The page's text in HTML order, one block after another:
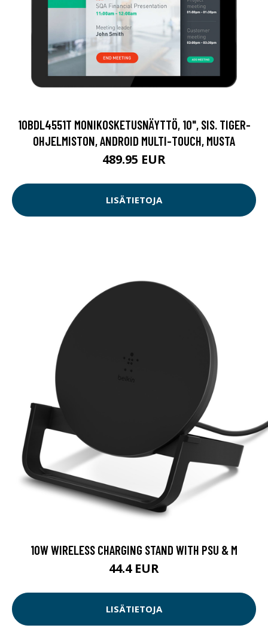
10BDL4551T MONIKOSKETUSNÄYTTÖ, 10", SIS. TIGER-
OHJELMISTON, ANDROID MULTI-TOUCH, MUSTA
489.95 EUR
LISÄTIETOJA
10W WIRELESS CHARGING STAND WITH PSU & M
44.4 EUR
LISÄTIETOJA